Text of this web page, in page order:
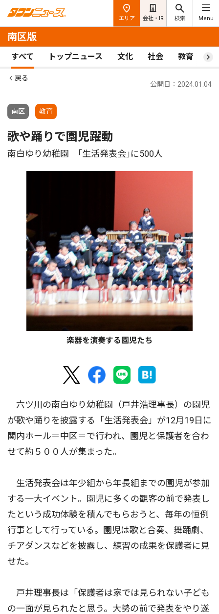
エリア 会社・IR 検索 Menu
南区版
すべて トップニュース 文化 社会 教育 ス
戻る
南区 教育
公開日：2024.01.04
歌や踊りで園児躍動
南白ゆり幼稚園 ｢生活発表会｣に500人
楽器を演奏する園児たち
六ツ川の南白ゆり幼稚園（戸井浩理事長）の園児
が歌や踊りを披露する「生活発表会」が12月19日に
関内ホール＝中区＝で行われ、園児と保護者を合わ
せて約５００人が集まった。
生活発表会は年少組から年長組までの園児が参加
する一大イベント。園児に多くの観客の前で発表し
たという成功体験を積んでもらおうと、毎年の恒例
行事として行っている。園児は歌と合奏、舞踊劇、
チアダンスなどを披露し、練習の成果を保護者に見
せた。
戸井理事長は「保護者は家では見られない子ども
の一面が見られたと思う。大勢の前で発表をやり遂